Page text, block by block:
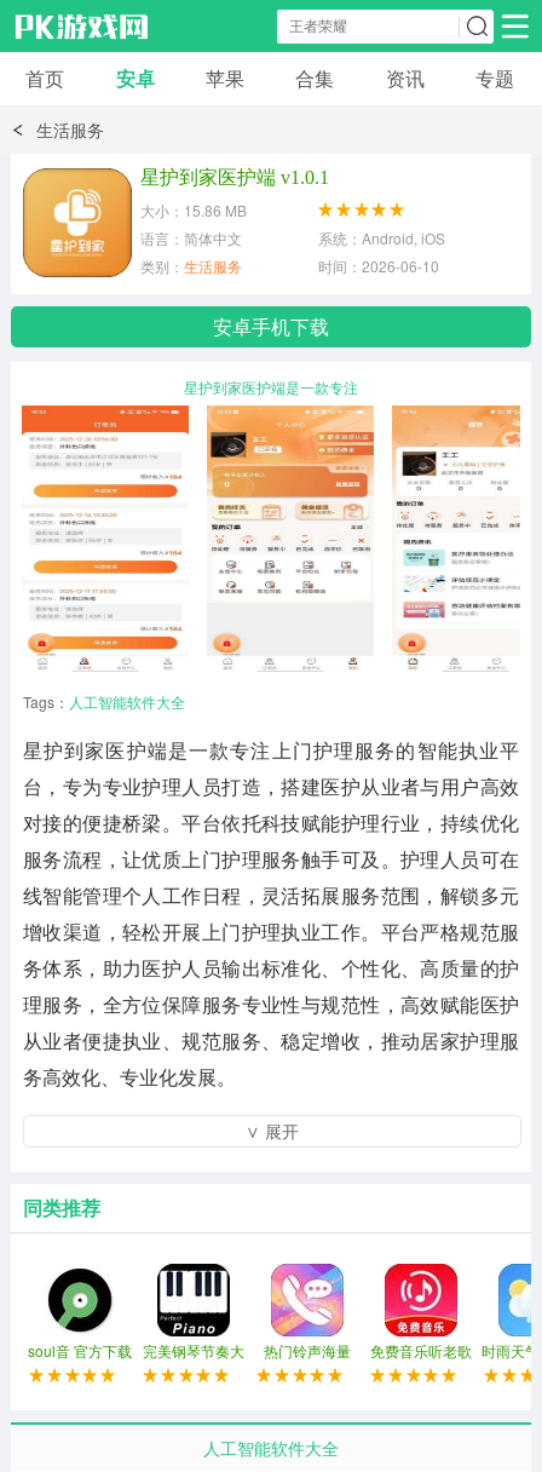
安卓应用 安卓游戏
模拟经营
首页 安卓 苹果 合集 资讯 专题
生活服务
星护到家医护端 v1.0.1
大小：15.86 MB
语言：简体中文
系统：Android, iOS
类别： 生活服务 时间：2026-06-10
安卓手机下载
星护到家医护端是一款专注
Tags： 人工智能软件大全
星护到家医护端是一款专注上门护理服务的智能执业平
台，专为专业护理人员打造，搭建医护从业者与用户高效
对接的便捷桥梁。平台依托科技赋能护理行业，持续优化
服务流程，让优质上门护理服务触手可及。护理人员可在
线智能管理个人工作日程，灵活拓展服务范围，解锁多元
增收渠道，轻松开展上门护理执业工作。平台严格规范服
务体系，助力医护人员输出标准化、个性化、高质量的护
理服务，全方位保障服务专业性与规范性，高效赋能医护
从业者便捷执业、规范服务、稳定增收，推动居家护理服
务高效化、专业化发展。
∨ 展开
同类推荐
soul音 官方下载
最新版
完美钢琴节奏大
师
热门铃声海量 免费音乐听老歌 时雨天
版
人工智能软件大全